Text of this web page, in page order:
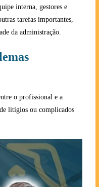
interna, gestores e
tarefas importantes,
da administração.
o profissional e a
litígios ou complicados